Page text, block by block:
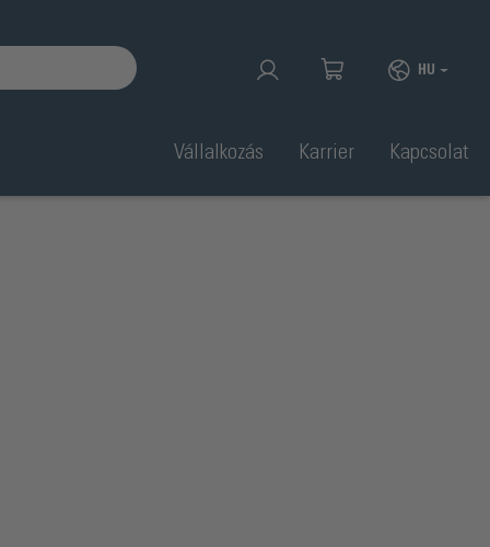
HU
Vállalkozás Karrier Kapcsolat